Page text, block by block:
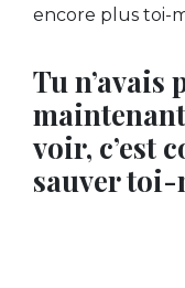
encore plus toi-
Tu n’avais
voir, c’est
sauver toi-